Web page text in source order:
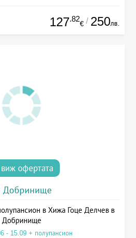
127.82
€ / 250лв.
виж офертата
Добринище
в Хижа Гоце Делчев в
Добринище
- 15.09 + полупансион